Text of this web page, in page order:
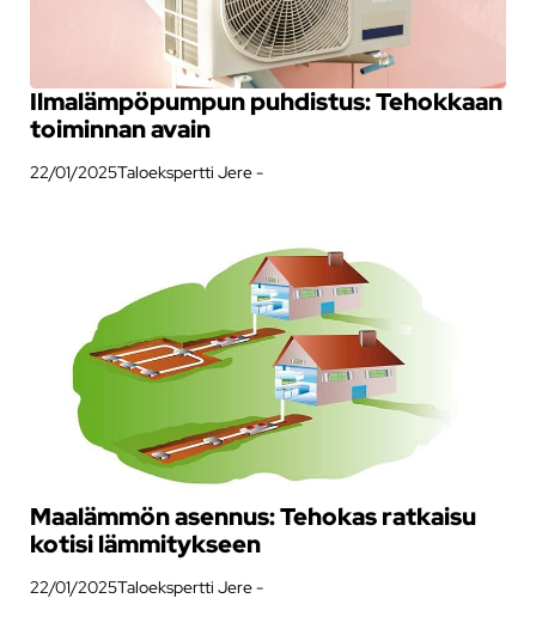
Ilmalämpöpumpun puhdistus: Tehokkaan
toiminnan avain
22/01/2025Taloekspertti Jere -
Maalämmön asennus: Tehokas ratkaisu
kotisi lämmitykseen
22/01/2025Taloekspertti Jere -